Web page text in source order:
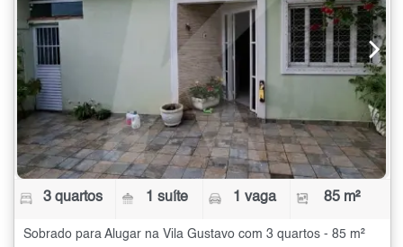
3 quartos 1 suíte 1 vaga 85 m²
Sobrado para Alugar na Vila Gustavo com 3 quartos - 85 m²